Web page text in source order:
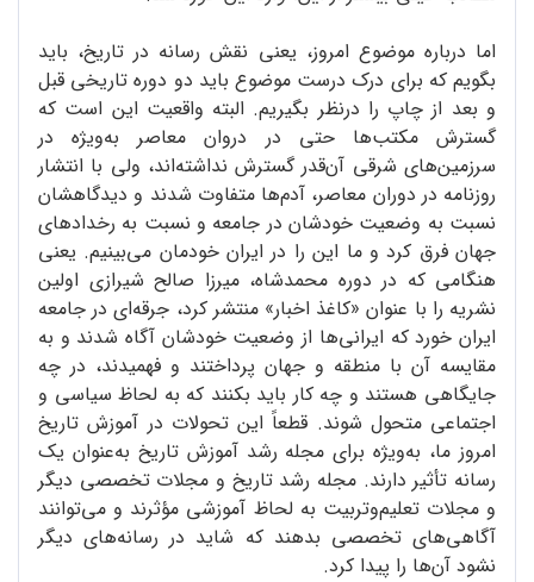
اما درباره موضوع امروز، یعنی نقش رسانه در تاریخ، باید
بگویم که برای درک درست موضوع باید دو دوره تاریخی قبل
و بعد از چاپ را درنظر بگیریم. البته واقعیت این است که
گسترش مکتب‌ها حتی در دروان معاصر به‌ویژه در
سرزمین‌های شرقی آن‌قدر گسترش نداشته‌اند، ولی با انتشار
روزنامه در دوران معاصر، آدم‌ها متفاوت شدند و دیدگاهشان
نسبت به وضعیت خودشان در جامعه و نسبت به رخدادهای
جهان فرق کرد و ما این را در ایران خودمان می‌بینیم. یعنی
هنگامی که در دوره محمدشاه، میرزا صالح شیرازی اولین
نشریه را با عنوان «کاغذ اخبار» منتشر کرد، جرقه‌ای در جامعه
ایران خورد که ایرانی‌ها از وضعیت خودشان آگاه شدند و به
مقایسه آن با منطقه و جهان پرداختند و فهمیدند، در چه
جایگاهی هستند و چه کار باید بکنند که به لحاظ سیاسی و
اجتماعی متحول شوند. قطعاً این تحولات در آموزش تاریخ
امروز ما، به‌ویژه برای مجله رشد آموزش تاریخ به‌عنوان یک
رسانه تأثیر دارند. مجله رشد تاریخ و مجلات تخصصی دیگر
و مجلات تعلیم‌و‌تربیت به لحاظ آموزشی مؤثرند و می‌توانند
آگاهی‌های تخصصی بدهند که شاید در رسانه‌های دیگر
نشود آن‌ها را پیدا کرد.